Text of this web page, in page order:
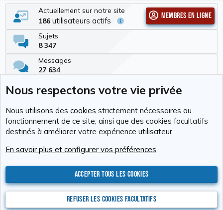
Actuellement sur notre site
186 utilisateurs actifs
Membres en ligne
Sujets
8 347
Messages
27 634
337
Dernier membre
Tchimbé Red
Nous contacter
Conditions générales d'utilisation
ValentinXenforo Add-ons© by ©XenTR
Ultimate Staff Pagecreated by StylesFactory
© Jason Axelrod of 8WAYRUN
Nous respectons votre vie privée
Nous utilisons des cookies strictement nécessaires au
fonctionnement de ce site, ainsi que des cookies facultatifs
destinés à améliorer votre expérience utilisateur.
En savoir plus et configurer vos préférences
Accepter tous les cookies
Refuser les cookies facultatifs